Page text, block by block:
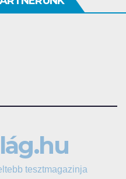
tesztmagazinja